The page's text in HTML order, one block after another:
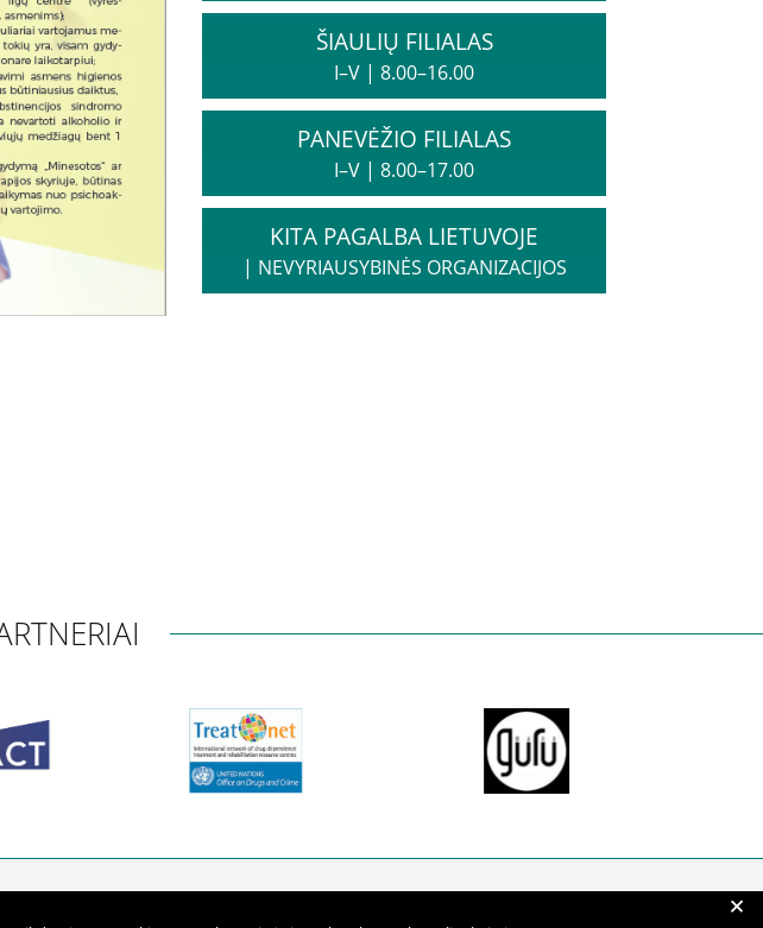
ŠIAULIŲ FILIALAS
I–V | 8.00–16.00
PANEVĖŽIO FILIALAS
I–V | 8.00–17.00
KITA PAGALBA LIETUVOJE
| NEVYRIAUSYBINĖS ORGANIZACIJOS
+